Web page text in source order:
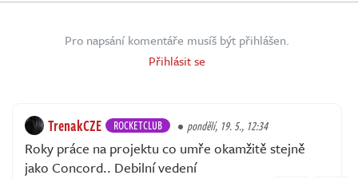
Pro napsání komentáře musíš být přihlášen.
Přihlásit se
TrenakCZE ROCKETCLUB pondělí, 19. 5., 12:34
Roky práce na projektu co umře okamžitě stejně
jako Concord.. Debilní vedení